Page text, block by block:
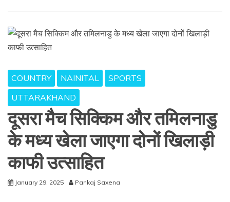
COUNTRY NAINITAL
SPORTS
UTTARAKHAND
दूसरा मैच सिक्किम और तमिलनाडु
के मध्य खेला जाएगा दोनों खिलाड़ी
काफी उत्साहित
January 29, 2025 Pankaj Saxena